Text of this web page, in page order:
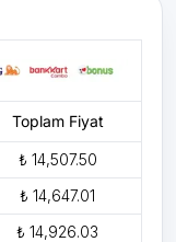
Toplam Fiyat
₺ 14,507.50
₺ 14,647.01
₺ 14,926.03